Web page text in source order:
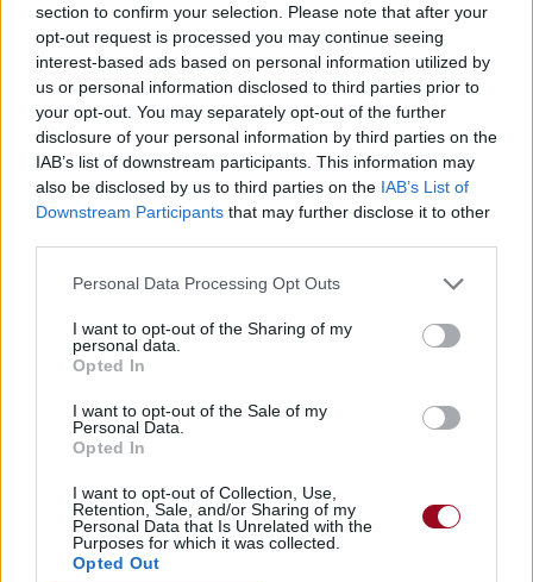
section to confirm your selection. Please note that after your
opt-out request is processed you may continue seeing
interest-based ads based on personal information utilized by
us or personal information disclosed to third parties prior to
your opt-out. You may separately opt-out of the further
disclosure of your personal information by third parties on the
IAB’s list of downstream participants. This information may
also be disclosed by us to third parties on the IAB’s List of
Downstream Participants that may further disclose it to other
Personal Data Processing Opt Outs
I want to opt-out of the Sharing of my
personal data.
Opted In
I want to opt-out of the Sale of my
Personal Data.
Opted In
I want to opt-out of Collection, Use,
Retention, Sale, and/or Sharing of my
Personal Data that Is Unrelated with the
Purposes for which it was collected.
Opted Out
Publié parGabrielMuller 2
le 6 septembre
2018 à 7h02.
Chanteurs : RED
Paroles + Traduction